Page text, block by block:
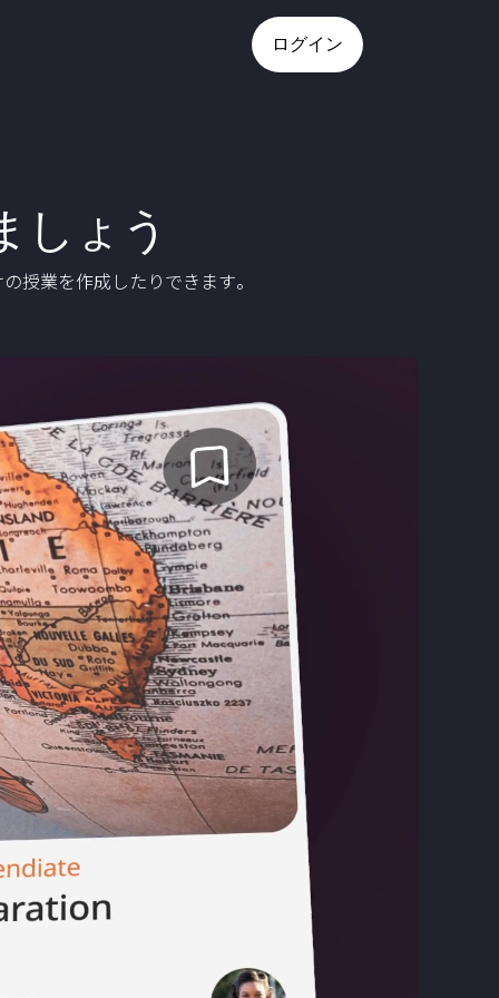
ログイン
しょう
授業を作成したりできます。